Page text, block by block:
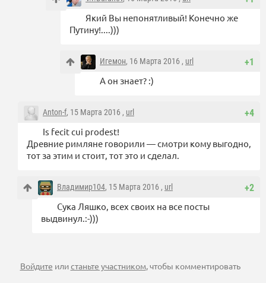
Який Вы непонятливый! Конечно же
Путину!....)))
+1
Игемон, 16 Марта 2016 , url
А он знает? :)
+4
Anton-f, 15 Марта 2016 , url
Is fecit cui prodest!
Древние римляне говорили — смотри кому выгодно,
тот за этим и стоит, тот это и сделал.
+2
Владимир104, 15 Марта 2016 , url
Сука Ляшко, всех своих на все посты
выдвинул.:-)))
Войдите илистаньте участником, чтобы комментировать